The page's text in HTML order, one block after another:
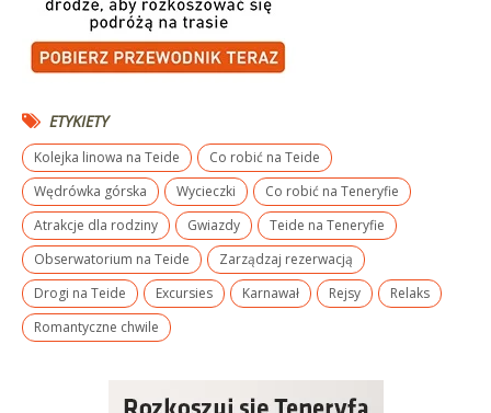
ETYKIETY
Kolejka linowa na Teide
Co robić na Teide
Wędrówka górska
Wycieczki
Co robić na Teneryfie
Atrakcje dla rodziny
Gwiazdy
Teide na Teneryfie
Obserwatorium na Teide
Zarządzaj rezerwacją
Drogi na Teide
Excursies Karnawał Rejsy
Relaks
Romantyczne chwile